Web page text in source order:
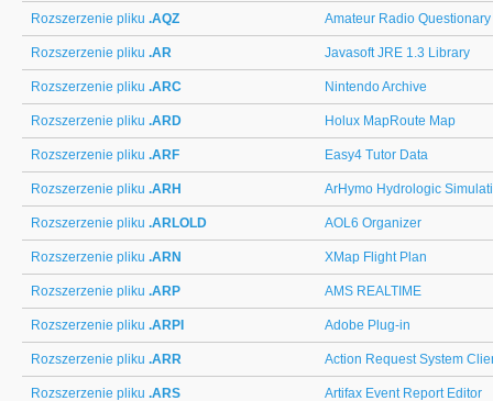
Rozszerzenie pliku .AQZ Amateur Radio
Rozszerzenie pliku .AR Javasoft JRE 1.3 Library
Rozszerzenie pliku .ARC Nintendo Archive
Rozszerzenie pliku .ARD Holux MapRoute Map
Rozszerzenie pliku .ARF Easy4 Tutor Data
Rozszerzenie pliku .ARH ArHymo Hydrologic
Rozszerzenie pliku .ARLOLD AOL6 Organizer
Rozszerzenie pliku .ARN XMap Flight Plan
Rozszerzenie pliku .ARP AMS REALTIME
Rozszerzenie pliku .ARPI Adobe Plug-in
Rozszerzenie pliku .ARR Action Request System
Rozszerzenie pliku .ARS Artifax Event Report Editor